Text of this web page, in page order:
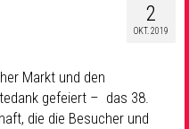
2
OKT. 2019
Markt und den
gefeiert – das 38.
die die Besucher und